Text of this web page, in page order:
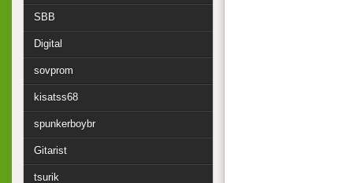
SBB
Digital
sovprom
kisatss68
spunkerboybr
Gitarist
tsurik